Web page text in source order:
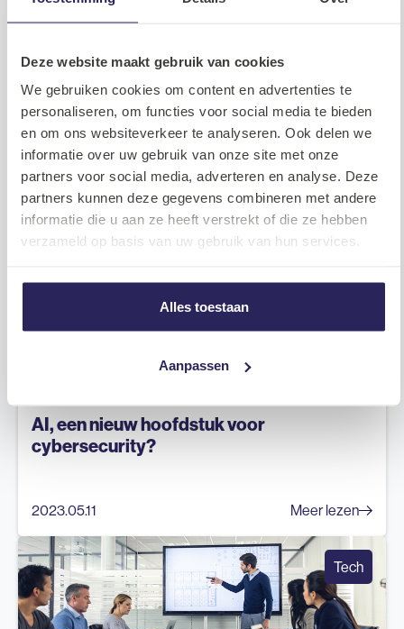
Deze website maakt gebruik van cookies
We gebruiken cookies om content en advertenties te
personaliseren, om functies voor social media te bieden
en om ons websiteverkeer te analyseren. Ook delen we
informatie over uw gebruik van onze site met onze
partners voor social media, adverteren en analyse. Deze
partners kunnen deze gegevens combineren met andere
informatie die u aan ze heeft verstrekt of die ze hebben
verzameld op basis van uw gebruik van hun services.
Alles toestaan
Aanpassen
Lees meer Bekijk alle
Tech
AI, een nieuw hoofdstuk voor
cybersecurity?
2023.05.11 Meer lezen
Tech